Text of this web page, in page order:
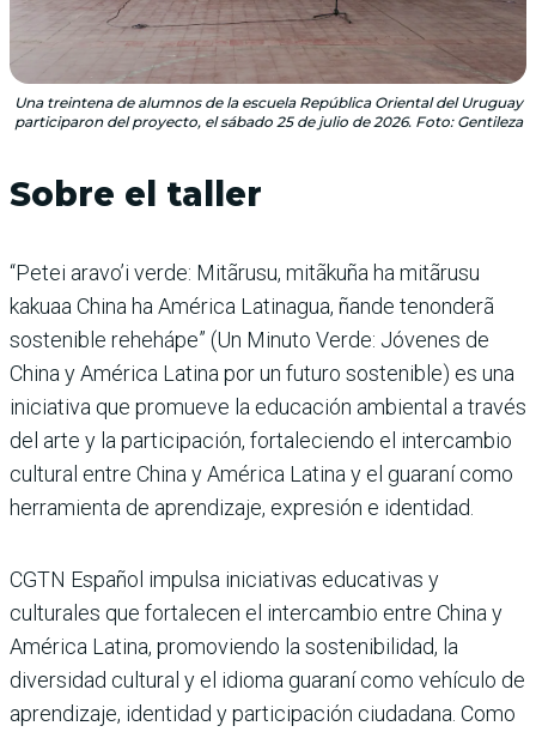
Una treintena de alumnos de la escuela República Oriental del Uruguay
participaron del proyecto, el sábado 25 de julio de 2026. Foto: Gentileza
Sobre el taller
“Petei aravo’i verde: Mitãrusu, mitãkuña ha mitãrusu
kakuaa China ha América Latinagua, ñande tenonderã
sostenible rehehápe” (Un Minuto Verde: Jóvenes de
China y América Latina por un futuro sostenible) es una
iniciativa que promueve la educación ambiental a través
del arte y la participación, fortaleciendo el intercambio
cultural entre China y América Latina y el guaraní como
herramienta de aprendizaje, expresión e identidad.
CGTN Español impulsa iniciativas educativas y
culturales que fortalecen el intercambio entre China y
América Latina, promoviendo la sostenibilidad, la
diversidad cultural y el idioma guaraní como vehículo de
aprendizaje, identidad y participación ciudadana. Como